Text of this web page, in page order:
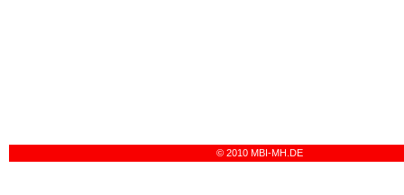
© 2010 MBI-MH.DE